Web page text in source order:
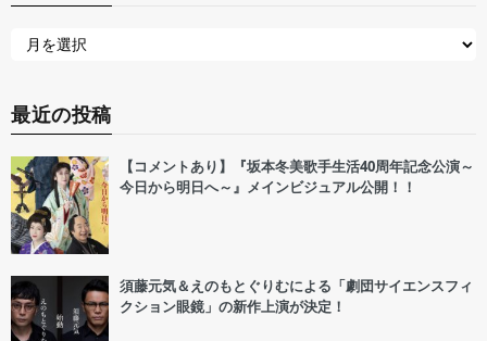
最近の投稿
【コメントあり】『坂本冬美歌手生活40周年記念公演～
今日から明日へ～』メインビジュアル公開！！
須藤元気＆えのもとぐりむによる「劇団サイエンスフィ
クション眼鏡」の新作上演が決定！